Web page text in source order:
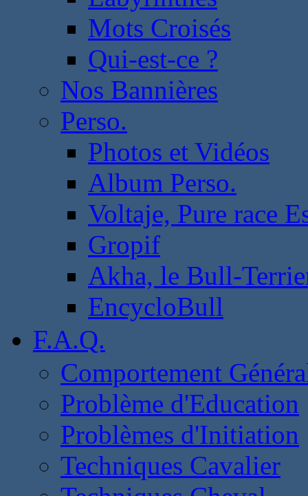
Mots Croisés
Qui-est-ce ?
Nos Bannières
Perso.
Photos et Vidéos
Album Perso.
Voltaje, Pure race
Gropif
Akha, le Bull-
EncycloBull
F.A.Q.
Comportement
Problème d'Education
Problèmes d'Initiation
Techniques Cavalier